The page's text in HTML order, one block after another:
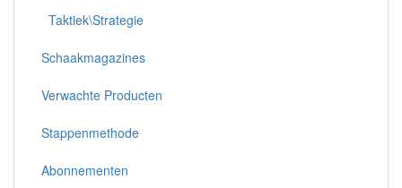
Taktiek\Strategie
Schaakmagazines
Verwachte Producten
Stappenmethode
Abonnementen